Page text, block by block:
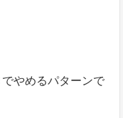
やめるパターンで